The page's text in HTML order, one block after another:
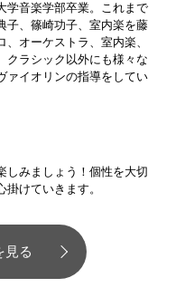
学音楽学部卒業。これまで
子、篠崎功子、室内楽を藤
オーケストラ、室内楽、
クラシック以外にも様々な
ァイオリンの指導をしてい
しみましょう！個性を大切
けていきます。
見る